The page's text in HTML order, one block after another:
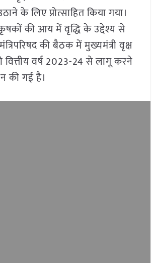
के लिए प्रोत्साहित किया गया।
की आय में वृद्धि के उद्देश्य से
की बैठक में मुख्यमंत्री वृक्ष
वित्तीय वर्ष 2023-24 से लागू करने
की गई है।